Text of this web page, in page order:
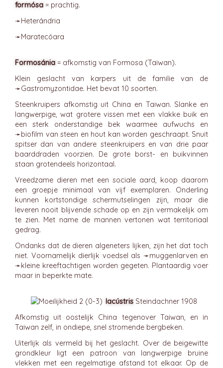
formósa = prachtig.
➛Heterándria
➛Maratecóara
Formosánia = afkomstig van Formosa (Taiwan).
Klein geslacht van karpers uit de familie van de
➛Gastromyzontidae. Het bevat 10 soorten.
Steenkruipers afkomstig uit China en Taiwan. Slanke en
langwerpige, wat grotere vissen met een vlakke buik en
een sterk onderstandige bek waarmee aufwuchs en
➛biofilm van steen en hout kan worden geschraapt. Snuit
spitser dan van andere steenkruipers en van drie paar
baarddraden voorzien. De grote borst- en buikvinnen
staan grotendeels horizontaal.
Vreedzame dieren met een sociale aard, koop daarom
een groepje minimaal van vijf exemplaren. Onderling
kunnen kortstondige schermutselingen zijn, maar die
leveren nooit blijvende schade op en zijn vermakelijk om
te zien. Met name de mannen vertonen wat territoriaal
gedrag.
Ondanks dat de dieren algeneters lijken, zijn het dat toch
niet. Voornamelijk dierlijk voedsel als ➛muggenlarven en
➛kleine kreeftachtigen worden gegeten. Plantaardig voer
maar in beperkte mate.
lacústris Steindachner 1908
Afkomstig uit oostelijk China tegenover Taiwan, en in
Taiwan zelf, in ondiepe, snel stromende bergbeken.
Uiterlijk als vermeld bij het geslacht. Over de beigewitte
grondkleur ligt een patroon van langwerpige bruine
vlekken met een regelmatige afstand tot elkaar. Op de